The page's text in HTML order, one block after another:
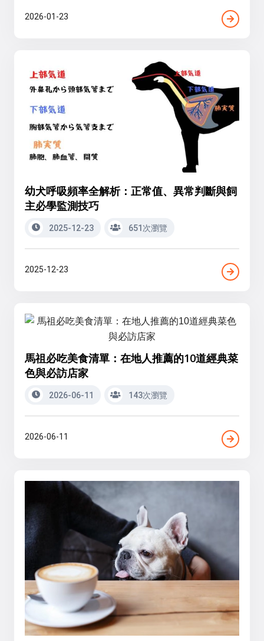
2026-01-23
幼犬呼吸頻率全解析：正常值、異常判斷與飼
主必學監測技巧
2025-12-23 651次瀏覽
2025-12-23
馬祖必吃美食清單：在地人推薦的10道經典菜
色與必訪店家
2026-06-11 143次瀏覽
2026-06-11